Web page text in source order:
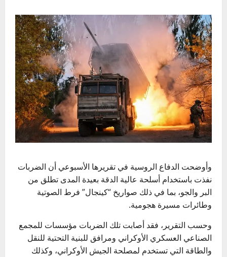
وأوضحت الدفاع الروسية في تقريرها الأسبوعي أن الضربات
نفذت باستخدام أسلحة عالية الدقة بعيدة المدى تطلق من
البر والجو، بما في ذلك صواريخ “كينجال” فرط الصوتية
وطائرات مسيرة هجومية.
وحسب التقرير، فقد أصابت تلك الضربات مؤسسات للمجمع
الصناعي العسكري الأوكراني ومرافق للبنية التحتية للنقل
والطاقة التي تستخدم لمصلحة الجيش الأوكراني، وكذلك